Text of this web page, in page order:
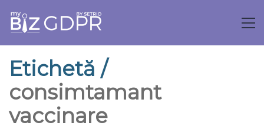
Etichetă /
consimtamant
vaccinare